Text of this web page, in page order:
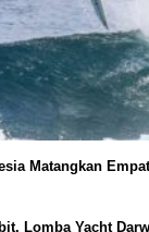
Matangkan
Lomba Yacht